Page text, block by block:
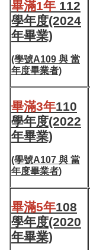
畢滿1年 112
學年度(2024
年畢業)
(學號A109 與 當
年度畢業者)
畢滿3年110
學年度(2022
年畢業)
(學號A107 與 當
年度畢業者)
畢滿5年108
學年度(2020
年畢業)